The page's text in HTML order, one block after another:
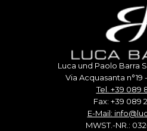
Luca und Paolo Barra
Via Acquasanta n°19
Tel. +39 089
Fax: +39 089
E-Mail:
MWST.-NR.: